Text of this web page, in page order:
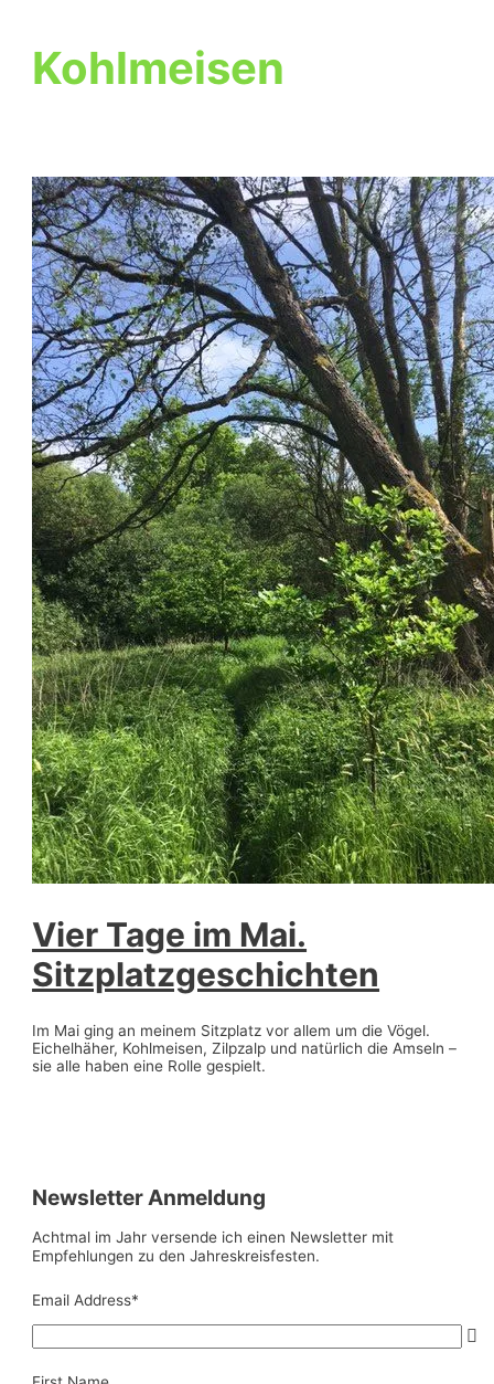
Kohlmeisen
Vier Tage im Mai.
Sitzplatzgeschichten
Im Mai ging an meinem Sitzplatz vor allem um die Vögel.
Eichelhäher, Kohlmeisen, Zilpzalp und natürlich die Amseln –
sie alle haben eine Rolle gespielt.
Newsletter Anmeldung
Achtmal im Jahr versende ich einen Newsletter mit
Empfehlungen zu den Jahreskreisfesten.
Email Address*